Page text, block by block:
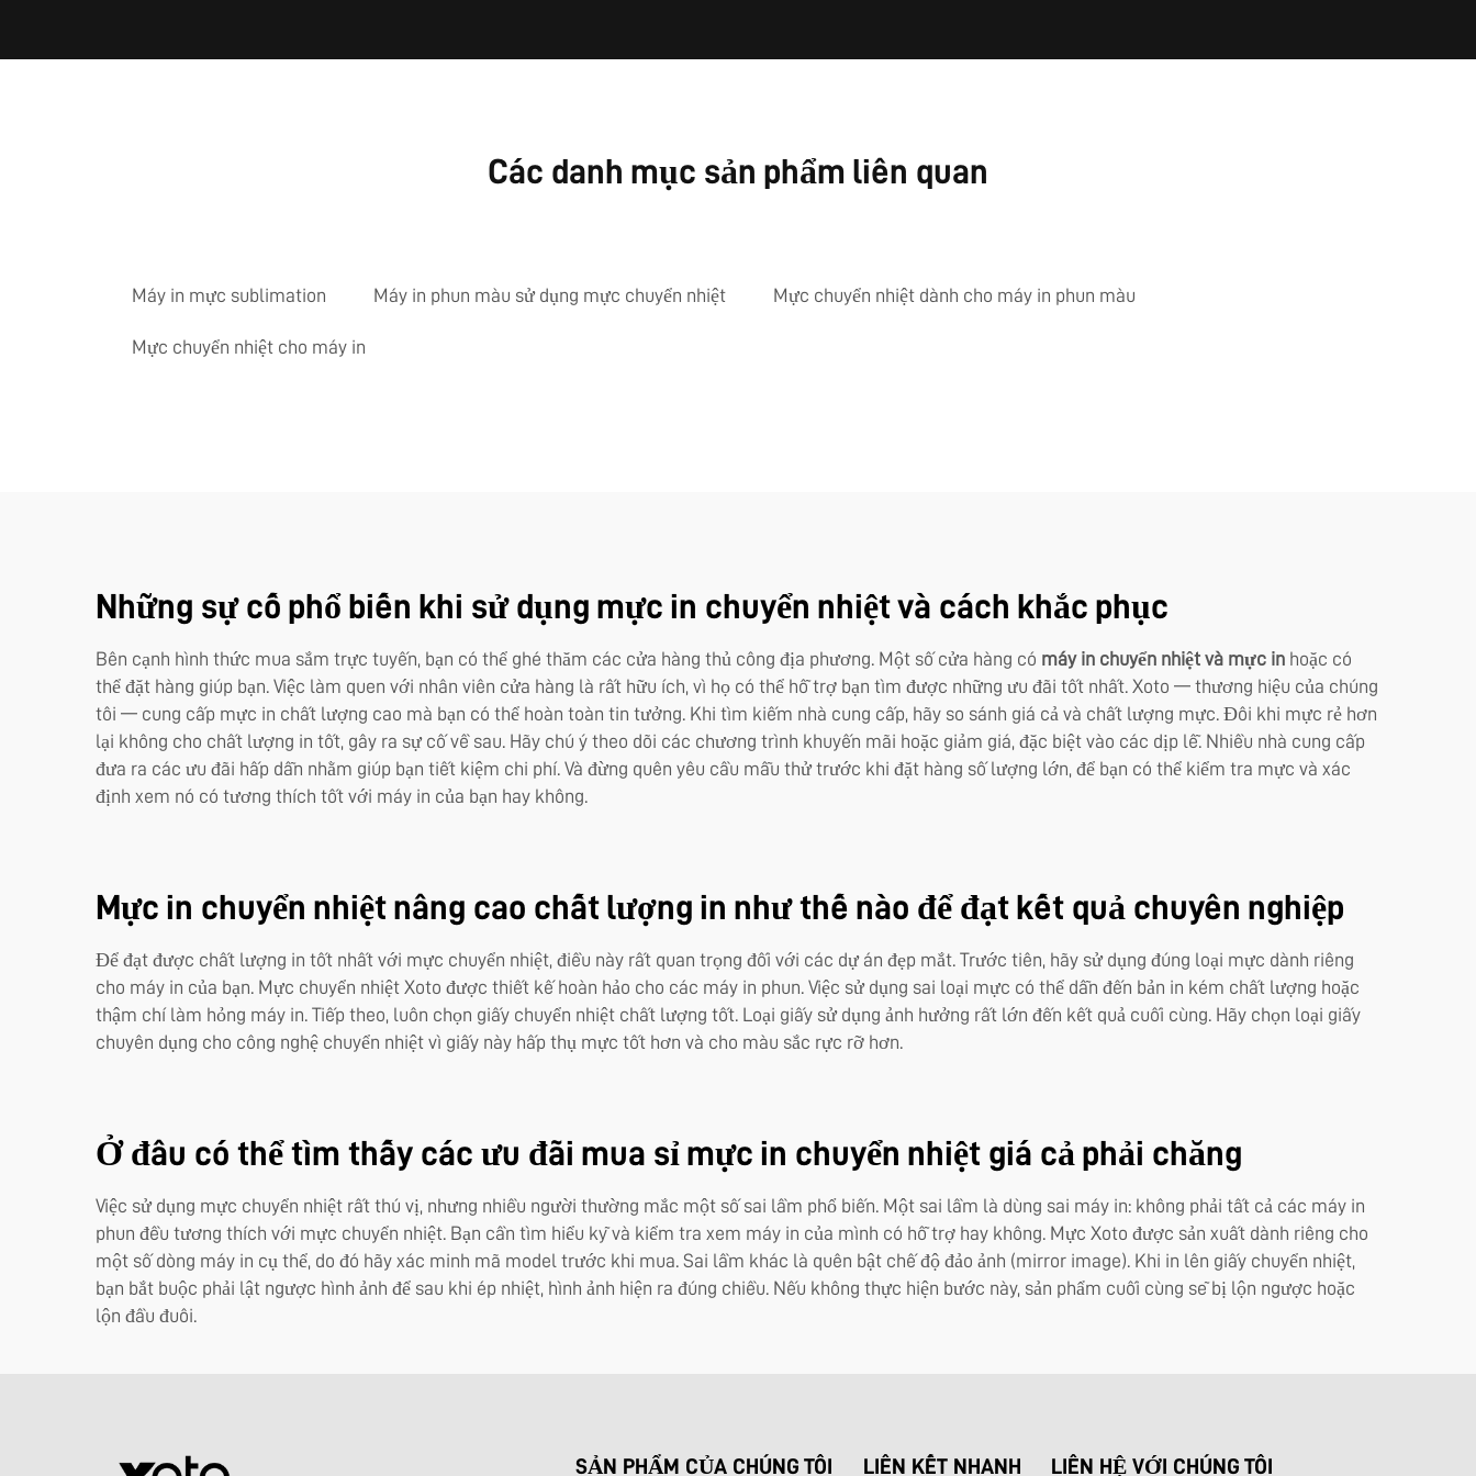
Các danh mục sản phẩm liên quan
Máy in mực sublimation Máy in phun màu sử dụng mực chuyển nhiệt Mực chuyển nhiệt dành cho máy in phun màu
Mực chuyển nhiệt cho máy in
Những sự cố phổ biến khi sử dụng mực in chuyển nhiệt và cách khắc phục
Bên cạnh hình thức mua sắm trực tuyến, bạn có thể ghé thăm các cửa hàng thủ công địa phương. Một số cửa hàng có máy in chuyển nhiệt và mực in hoặc có
thể đặt hàng giúp bạn. Việc làm quen với nhân viên cửa hàng là rất hữu ích, vì họ có thể hỗ trợ bạn tìm được những ưu đãi tốt nhất. Xoto — thương hiệu của chúng
tôi — cung cấp mực in chất lượng cao mà bạn có thể hoàn toàn tin tưởng. Khi tìm kiếm nhà cung cấp, hãy so sánh giá cả và chất lượng mực. Đôi khi mực rẻ hơn
lại không cho chất lượng in tốt, gây ra sự cố về sau. Hãy chú ý theo dõi các chương trình khuyến mãi hoặc giảm giá, đặc biệt vào các dịp lễ. Nhiều nhà cung cấp
đưa ra các ưu đãi hấp dẫn nhằm giúp bạn tiết kiệm chi phí. Và đừng quên yêu cầu mẫu thử trước khi đặt hàng số lượng lớn, để bạn có thể kiểm tra mực và xác
định xem nó có tương thích tốt với máy in của bạn hay không.
Mực in chuyển nhiệt nâng cao chất lượng in như thế nào để đạt kết quả chuyên nghiệp
Để đạt được chất lượng in tốt nhất với mực chuyển nhiệt, điều này rất quan trọng đối với các dự án đẹp mắt. Trước tiên, hãy sử dụng đúng loại mực dành riêng
cho máy in của bạn. Mực chuyển nhiệt Xoto được thiết kế hoàn hảo cho các máy in phun. Việc sử dụng sai loại mực có thể dẫn đến bản in kém chất lượng hoặc
thậm chí làm hỏng máy in. Tiếp theo, luôn chọn giấy chuyển nhiệt chất lượng tốt. Loại giấy sử dụng ảnh hưởng rất lớn đến kết quả cuối cùng. Hãy chọn loại giấy
chuyên dụng cho công nghệ chuyển nhiệt vì giấy này hấp thụ mực tốt hơn và cho màu sắc rực rỡ hơn.
Ở đâu có thể tìm thấy các ưu đãi mua sỉ mực in chuyển nhiệt giá cả phải chăng
Việc sử dụng mực chuyển nhiệt rất thú vị, nhưng nhiều người thường mắc một số sai lầm phổ biến. Một sai lầm là dùng sai máy in: không phải tất cả các máy in
phun đều tương thích với mực chuyển nhiệt. Bạn cần tìm hiểu kỹ và kiểm tra xem máy in của mình có hỗ trợ hay không. Mực Xoto được sản xuất dành riêng cho
một số dòng máy in cụ thể, do đó hãy xác minh mã model trước khi mua. Sai lầm khác là quên bật chế độ đảo ảnh (mirror image). Khi in lên giấy chuyển nhiệt,
bạn bắt buộc phải lật ngược hình ảnh để sau khi ép nhiệt, hình ảnh hiện ra đúng chiều. Nếu không thực hiện bước này, sản phẩm cuối cùng sẽ bị lộn ngược hoặc
lộn đầu đuôi.
SẢN PHẨM CỦA CHÚNG TÔI LIÊN KẾT NHANH LIÊN HỆ VỚI CHÚNG TÔI